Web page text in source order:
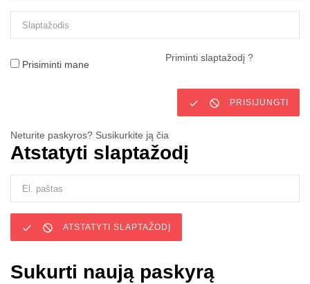
Prisiminti mane
Priminti slaptažodį ?
  PRISIJUNGTI
Neturite paskyros? Susikurkite ją čia
Atstatyti slaptažodį
  ATSTATYTI SLAPTAŽODĮ
Sukurti naują paskyrą